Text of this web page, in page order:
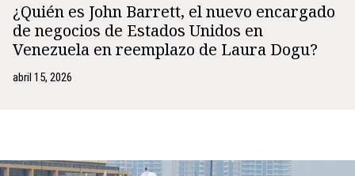
¿Quién es John Barrett, el nuevo encargado
de negocios de Estados Unidos en
Venezuela en reemplazo de Laura Dogu?
abril 15, 2026